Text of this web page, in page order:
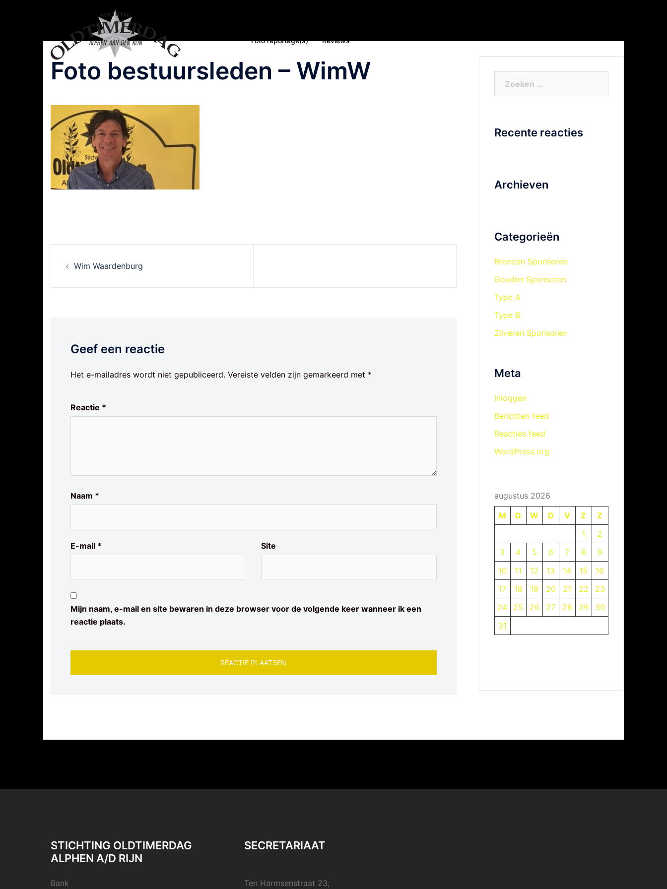
Foto reportage(s)
Reviews
Foto bestuursleden – WimW
Wim Waardenburg
Geef een reactie
Het e-mailadres wordt niet gepubliceerd. Vereiste velden zijn gemarkeerd met *
Reactie *
Naam *
E-mail * Site
Mijn naam, e-mail en site bewaren in deze browser voor de volgende keer wanneer ik een
reactie plaats.
Recente reacties
Archieven
Categorieën
Bronzen Sponsoren
Gouden Sponsoren
Type A
Type B
Zilveren Sponsoren
Meta
Inloggen
Berichten feed
Reacties feed
WordPress.org
augustus 2026
M
D W D V Z
Z
1
2
3
4 5 6 7 8
9
10
11 12 13 14 15
16
17
18 19 20 21 22
23
24
25 26 27 28 29
30
31
STICHTING OLDTIMERDAG
ALPHEN A/D RIJN
Bank
SECRETARIAAT
Ten Harmsenstraat 23,